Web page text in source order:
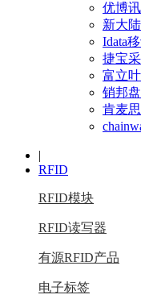
优博
新大
Idata
捷宝
富立
销邦
肯麦
|
RFID
RFID模块
RFID读写器
有源RFID产品
电子标签